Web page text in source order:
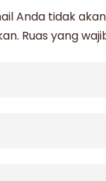
Anda tidak akan
Ruas yang